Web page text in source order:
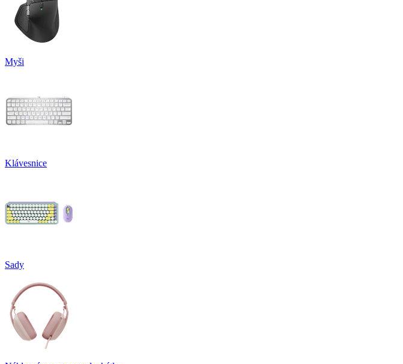
Myši
Klávesnice
Sady